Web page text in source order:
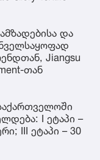
და
Jiangsu
თან
I ეტაპი –
III ეტაპი – 30